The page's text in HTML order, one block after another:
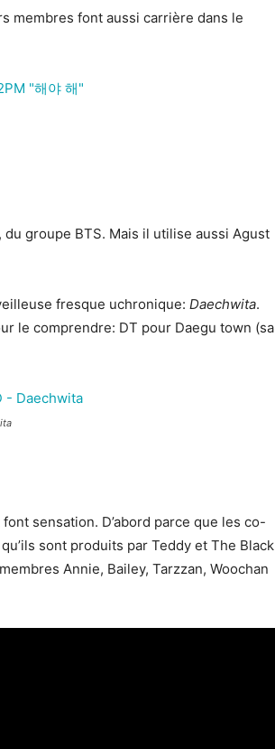
membres font aussi carrière dans le
groupe BTS. Mais il utilise aussi Agust
fresque uchronique: Daechwita.
le comprendre: DT pour Daegu town (sa
sensation. D’abord parce que les co-
sont produits par Teddy et The Black
Annie, Bailey, Tarzzan, Woochan